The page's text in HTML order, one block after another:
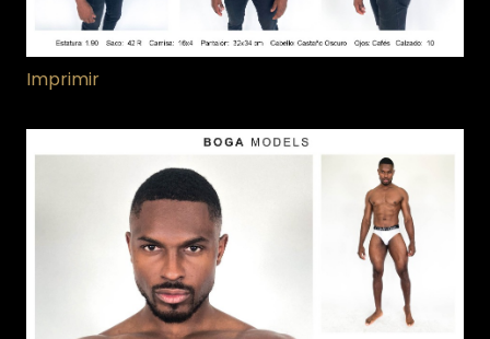
Imprimir